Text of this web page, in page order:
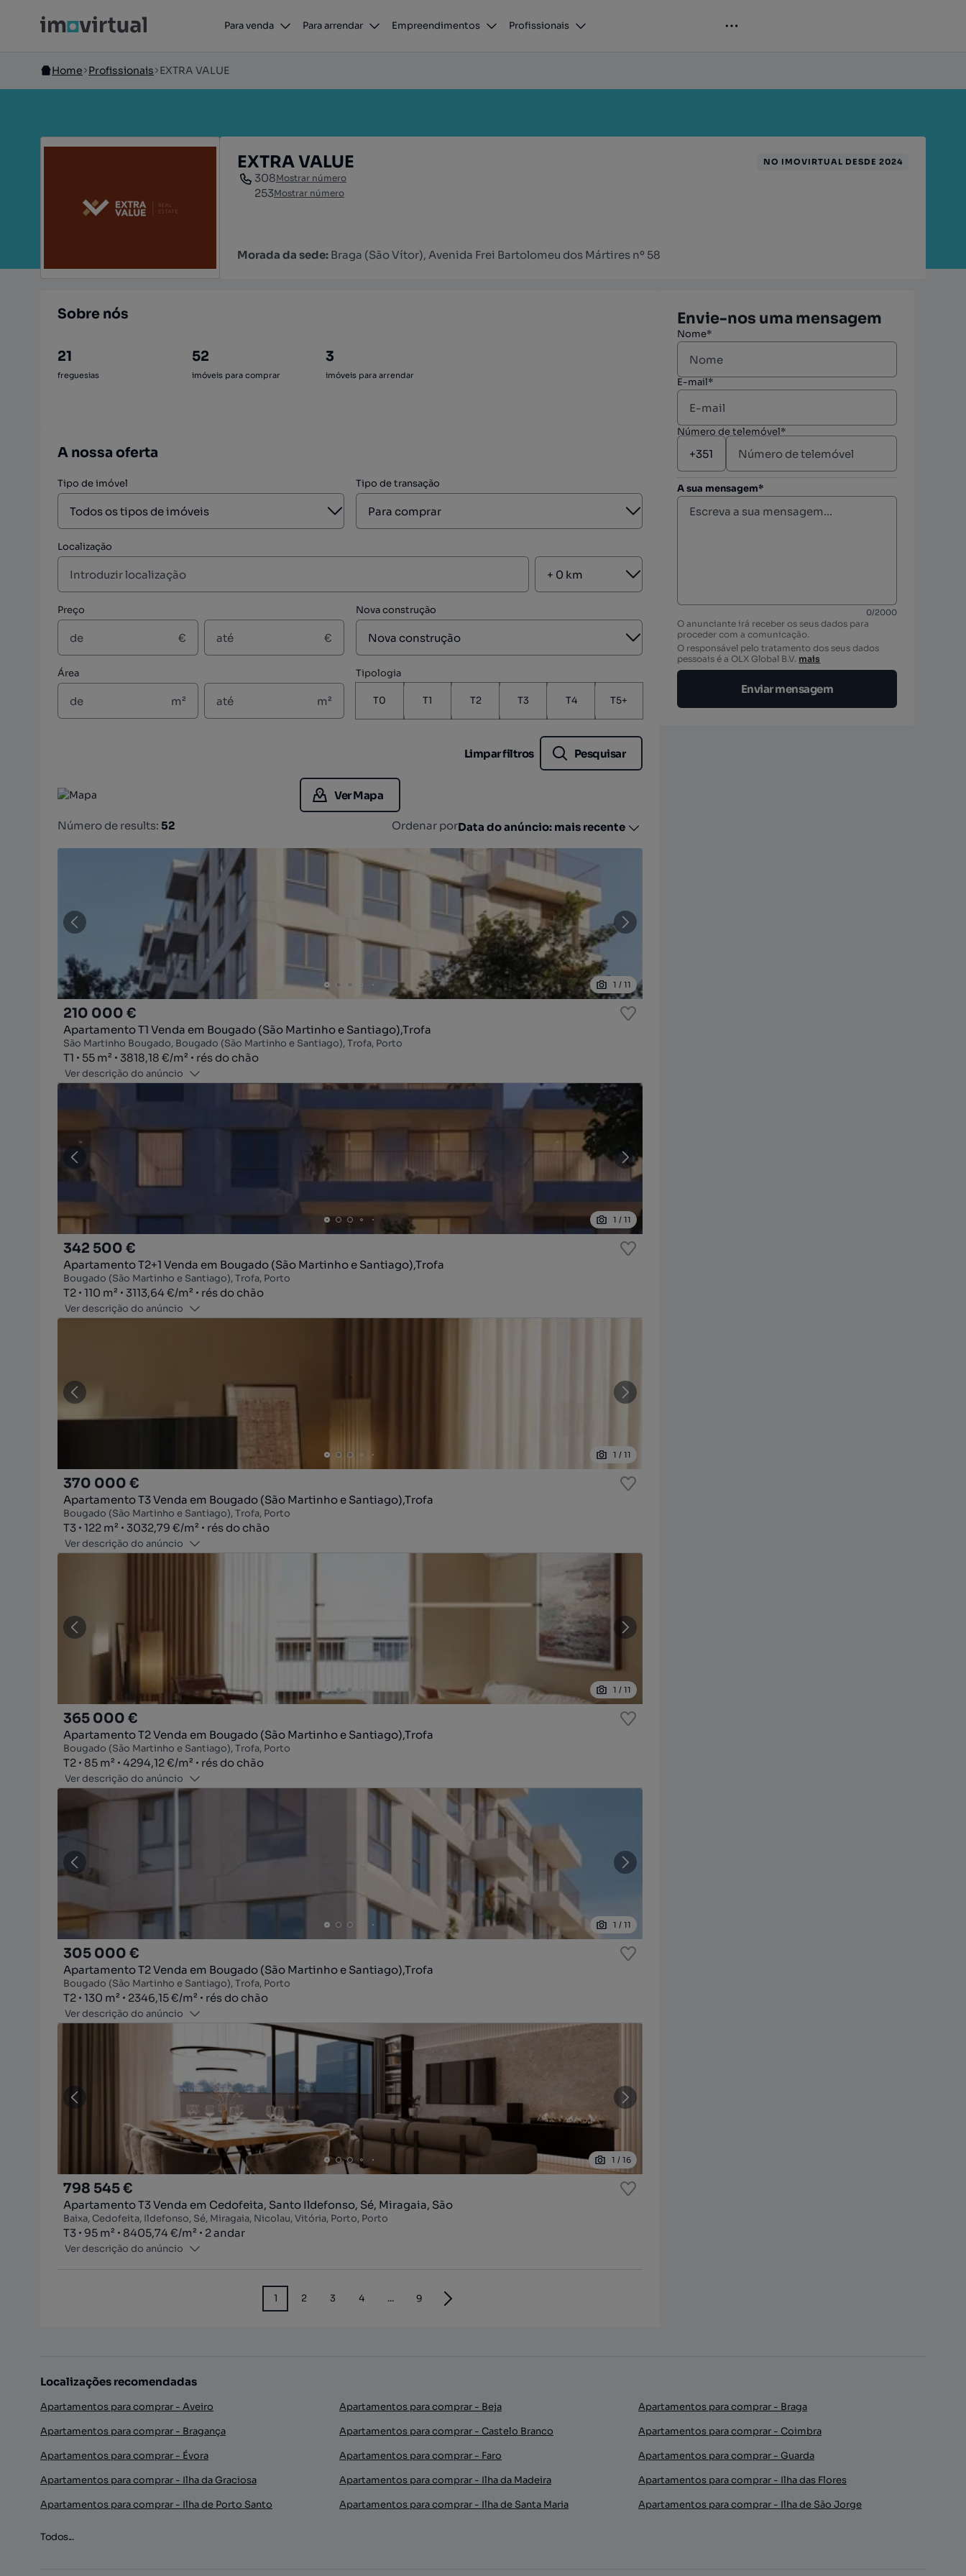
Para venda Para arrendar Empreendimentos Profissionais
Home Profissionais EXTRA VALUE
EXTRA VALUE
308Mostrar número
253Mostrar número
Morada da sede: Braga (São Vítor), Avenida Frei Bartolomeu dos Mártires nº 58
NO IMOVIRTUAL DESDE 2024
Sobre nós
21
freguesias
52
imóveis para comprar
3
imóveis para arrendar
A nossa oferta
Tipo de imóvel
Aberto
Tipo de transação
Aberto
Localização
Aberto
Nova construção
Aberto
Preço
€ €
Área
m² m²
Tipologia
T0 T1 T2 T3 T4 T5+
Limpar filtros Pesquisar
Ver Mapa
Número de results: 52 Ordenar porData do anúncio: mais recente
1 /11
210 000 €
Apartamento T1 Venda em Bougado (São Martinho e Santiago),Trofa
São Martinho Bougado, Bougado (São Martinho e Santiago), Trofa, Porto
Tipologia
T1
Zona
55 m²
Preço por metro quadrado
3818,18 €/m²
Andar rés do chão
Ver descrição do anúncio
1 /11
342 500 €
Apartamento T2+1 Venda em Bougado (São Martinho e Santiago),Trofa
Bougado (São Martinho e Santiago), Trofa, Porto
Tipologia
T2
Zona110 m²
Preço por metro quadrado
3113,64 €/m²
Andar rés do chão
Ver descrição do anúncio
1 /11
370 000 €
Apartamento T3 Venda em Bougado (São Martinho e Santiago),Trofa
Bougado (São Martinho e Santiago), Trofa, Porto
Tipologia
T3
Zona122 m²
Preço por metro quadrado
3032,79 €/m²
Andar rés do chão
Ver descrição do anúncio
1 /11
365 000 €
Apartamento T2 Venda em Bougado (São Martinho e Santiago),Trofa
Bougado (São Martinho e Santiago), Trofa, Porto
Tipologia
T2
Zona85 m²
Preço por metro quadrado
4294,12 €/m²
Andar rés do chão
Ver descrição do anúncio
1 /11
305 000 €
Apartamento T2 Venda em Bougado (São Martinho e Santiago),Trofa
Bougado (São Martinho e Santiago), Trofa, Porto
Tipologia
T2
Zona130 m²
Preço por metro quadrado
2346,15 €/m²
Andar rés do chão
Ver descrição do anúncio
1 /16
798 545 €
Apartamento T3 Venda em Cedofeita, Santo Ildefonso, Sé, Miragaia, São
Baixa, Cedofeita, Ildefonso, Sé, Miragaia, Nicolau, Vitória, Porto, Porto
Tipologia
T3
Zona95 m²
Preço por metro quadrado
8405,74 €/m²
Andar 2 andar
Ver descrição do anúncio
1 2 3 4 ... 9
Envie-nos uma mensagem
Nome*
E-mail*
Número de telemóvel*
A sua mensagem*
0/2000
O anunciante irá receber os seus dados para
proceder com a comunicação.
O responsável pelo tratamento dos seus dados
pessoais é a OLX Global B.V. mais
Enviar mensagem
Localizações recomendadas
Apartamentos para comprar - Aveiro Apartamentos para comprar - Beja
Apartamentos para comprar - Braga
Apartamentos para comprar - Bragança
Apartamentos para comprar - Castelo Branco
Apartamentos para comprar - Coimbra
Apartamentos para comprar - Évora
Apartamentos para comprar - Faro
Apartamentos para comprar - Guarda
Apartamentos para comprar - Ilha da Graciosa
Apartamentos para comprar - Ilha da Madeira
Apartamentos para comprar - Ilha das Flores
Apartamentos para comprar - Ilha de Porto Santo
Apartamentos para comprar - Ilha de Santa Maria Apartamentos para comprar - Ilha de São Jorge
Todos...